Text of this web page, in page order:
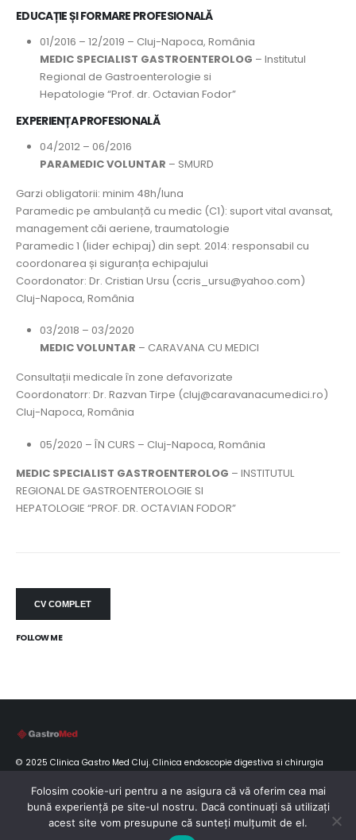
EDUCAȚIE ȘI FORMARE PROFESIONALĂ
01/2016 – 12/2019 – Cluj-Napoca, România
MEDIC SPECIALIST GASTROENTEROLOG – Institutul
Regional de Gastroenterologie si
Hepatologie “Prof. dr. Octavian Fodor”
EXPERIENȚA PROFESIONALĂ
04/2012 – 06/2016
PARAMEDIC VOLUNTAR – SMURD
Garzi obligatorii: minim 48h/luna
Paramedic pe ambulanță cu medic (C1): suport vital avansat,
management căi aeriene, traumatologie
Paramedic 1 (lider echipaj) din sept. 2014: responsabil cu
coordonarea și siguranța echipajului
Coordonator: Dr. Cristian Ursu (ccris_ursu@yahoo.com)
Cluj-Napoca, România
03/2018 – 03/2020
MEDIC VOLUNTAR – CARAVANA CU MEDICI
Consultații medicale în zone defavorizate
Coordonatorr: Dr. Razvan Tirpe (cluj@caravanacumedici.ro)
Cluj-Napoca, România
05/2020 – ÎN CURS – Cluj-Napoca, România
MEDIC SPECIALIST GASTROENTEROLOG – INSTITUTUL
REGIONAL DE GASTROENTEROLOGIE SI
HEPATOLOGIE “PROF. DR. OCTAVIAN FODOR”
CV COMPLET
FOLLOW ME
© 2025 Clinica Gastro Med Cluj. Clinica endoscopie digestiva si chirurgia
Termeni și condiții
Politica de utilizare a cookie-urilor
ANPC
Folosim cookie-uri pentru a ne asigura că vă oferim cea mai
bună experiență pe site-ul nostru. Dacă continuați să utilizați
acest site vom presupune că sunteți mulțumit de el.